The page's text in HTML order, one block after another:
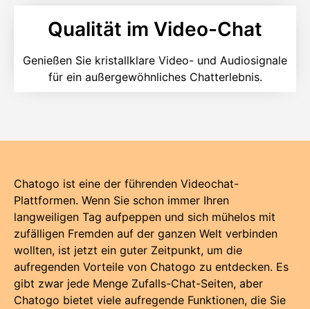
Qualität im Video-Chat
Genießen Sie kristallklare Video- und Audiosignale
für ein außergewöhnliches Chatterlebnis.
Chatogo ist eine der führenden Videochat-
Plattformen. Wenn Sie schon immer Ihren
langweiligen Tag aufpeppen und sich mühelos mit
zufälligen Fremden auf der ganzen Welt verbinden
wollten, ist jetzt ein guter Zeitpunkt, um die
aufregenden Vorteile von Chatogo zu entdecken. Es
gibt zwar jede Menge Zufalls-Chat-Seiten, aber
Chatogo bietet viele aufregende Funktionen, die Sie